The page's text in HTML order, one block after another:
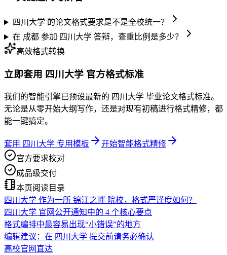
四川大学 的论文格式要求是不是全校统一？
在 成都 参加 四川大学 答辩，查重比例是多少？
高效格式转换
立即套用 四川大学 官方格式标准
我们的智能引擎已预设最新的 四川大学 毕业论文格式标准。
无论是从零开始大纲写作，还是对现有初稿进行格式精修，都
能一键搞定。
套用 四川大学 专用模板
开始智能格式精修
官方要求校对
成品级交付
本页阅读目录
四川大学 作为一所 锦江之畔 院校，格式严谨度如何？
四川大学 官网公开通知中的 4 个核心要点
格式编排中最容易出现“小错误”的地方
编辑建议：在 四川大学 提交前请务必确认
高校官网直达